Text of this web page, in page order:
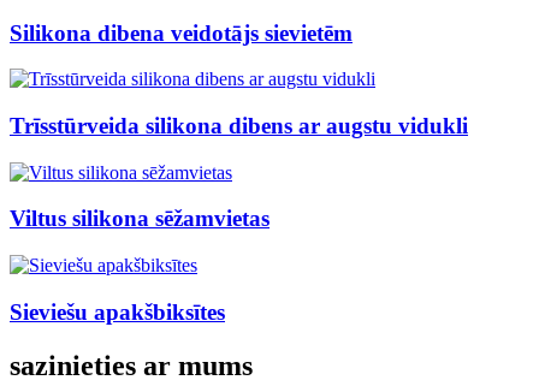
Silikona dibena veidotājs sievietēm
Trīsstūrveida silikona dibens ar augstu vidukli
Viltus silikona sēžamvietas
Sieviešu apakšbiksītes
sazinieties ar mums